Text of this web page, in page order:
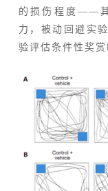
的损伤程度——
力，被动回避实
验评估条件性奖赏